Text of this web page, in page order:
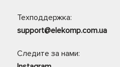
Техподдержка:
support@elekomp.com.ua
Следите за нами: